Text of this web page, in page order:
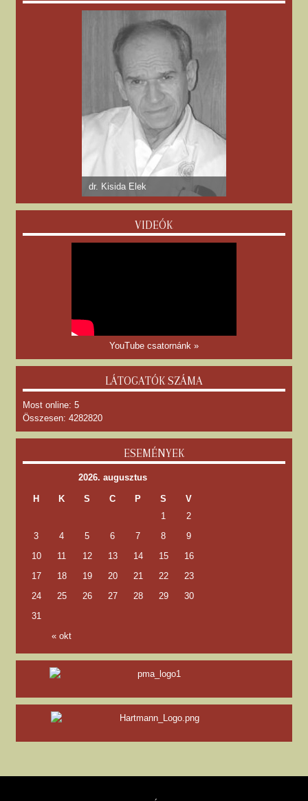
dr. Kisida Elek
VIDEÓK
YouTube csatornánk »
LÁTOGATÓK SZÁMA
Most online: 5
Összesen: 4282820
ESEMÉNYEK
2026. augusztus
H K S C P S V
« okt
1
2
3
4 5 6 7 8
9
10
11 12 13 14 15
16
17
18 19 20 21 22
23
24
25 26 27 28 29
30
31